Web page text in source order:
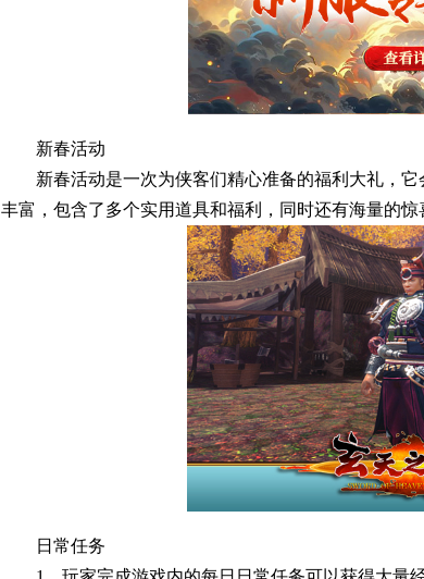
新春活动
新春活动是一次为侠客们精心准备的福利大礼，
丰富，包含了多个实用道具和福利，同时还有海量的惊
日常任务